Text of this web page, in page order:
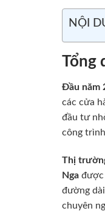
NỘI
Tổng
Đầu năm
các cửa
đầu tư
công
Thị
Nga được
đường
chuyên